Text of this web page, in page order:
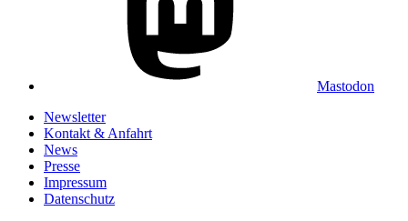
Mastodon
Newsletter
Kontakt & Anfahrt
News
Presse
Impressum
Datenschutz